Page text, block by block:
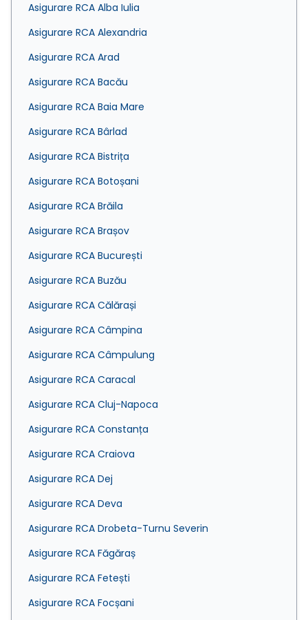
Asigurare RCA Alba Iulia
Asigurare RCA Alexandria
Asigurare RCA Arad
Asigurare RCA Bacău
Asigurare RCA Baia Mare
Asigurare RCA Bârlad
Asigurare RCA Bistrița
Asigurare RCA Botoșani
Asigurare RCA Brăila
Asigurare RCA Brașov
Asigurare RCA București
Asigurare RCA Buzău
Asigurare RCA Călărași
Asigurare RCA Câmpina
Asigurare RCA Câmpulung
Asigurare RCA Caracal
Asigurare RCA Cluj-Napoca
Asigurare RCA Constanța
Asigurare RCA Craiova
Asigurare RCA Dej
Asigurare RCA Deva
Asigurare RCA Drobeta-Turnu Severin
Asigurare RCA Făgăraș
Asigurare RCA Fetești
Asigurare RCA Focșani